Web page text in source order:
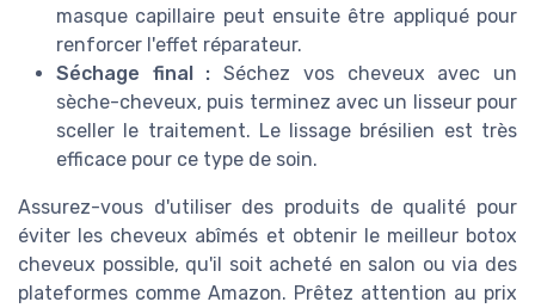
masque capillaire peut ensuite être appliqué pour
renforcer l'effet réparateur.
Séchage final : Séchez vos cheveux avec un
sèche-cheveux, puis terminez avec un lisseur pour
sceller le traitement. Le lissage brésilien est très
efficace pour ce type de soin.
Assurez-vous d'utiliser des produits de qualité pour
éviter les cheveux abîmés et obtenir le meilleur botox
cheveux possible, qu'il soit acheté en salon ou via des
plateformes comme Amazon. Prêtez attention au prix